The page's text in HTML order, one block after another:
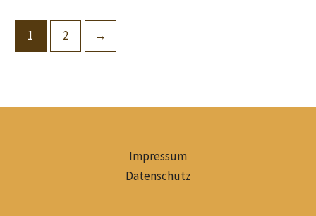
1 2 →
Impressum
Datenschutz